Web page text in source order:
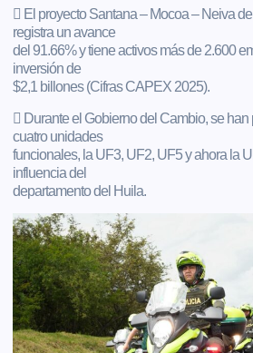
 El proyecto Santana – Mocoa – Neiva
registra un avance
del 91.66% y tiene activos más de 2.600
inversión de
$2,1 billones (Cifras CAPEX 2025).
 Durante el Gobierno del Cambio, se
cuatro unidades
funcionales, la UF3, UF2, UF5 y ahora la
influencia del
departamento del Huila.